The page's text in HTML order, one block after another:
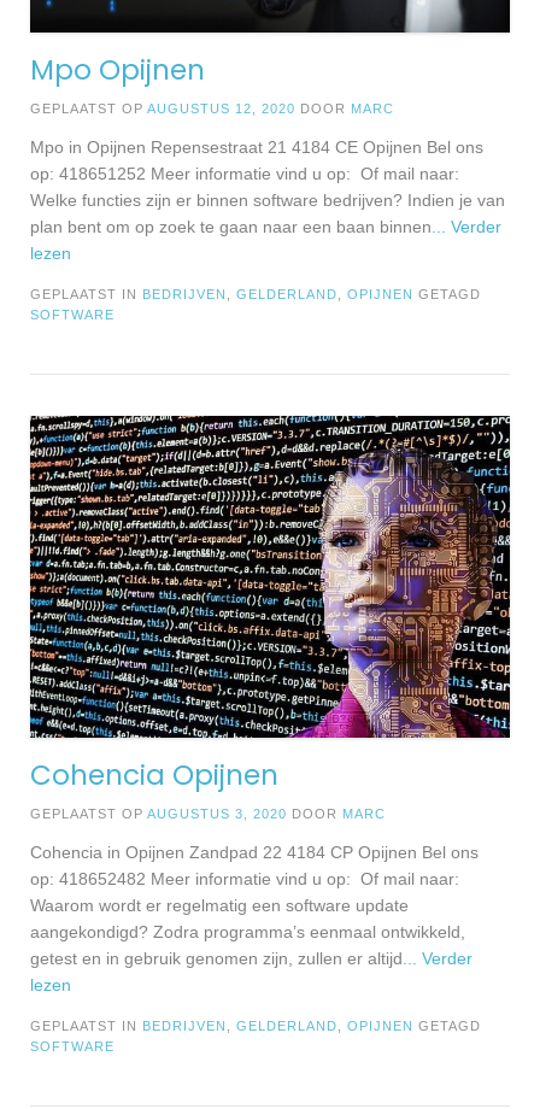
Mpo Opijnen
GEPLAATST OP AUGUSTUS 12, 2020 DOOR MARC
Mpo in Opijnen Repensestraat 21 4184 CE Opijnen Bel ons
op: 418651252 Meer informatie vind u op: Of mail naar:
Welke functies zijn er binnen software bedrijven? Indien je van
plan bent om op zoek te gaan naar een baan binnen... Verder
lezen
GEPLAATST IN BEDRIJVEN GELDERLAND OPIJNEN GETAGD
SOFTWARE
Cohencia Opijnen
GEPLAATST OP AUGUSTUS 3, 2020 DOOR MARC
Cohencia in Opijnen Zandpad 22 4184 CP Opijnen Bel ons
op: 418652482 Meer informatie vind u op: Of mail naar:
Waarom wordt er regelmatig een software update
aangekondigd? Zodra programma’s eenmaal ontwikkeld,
getest en in gebruik genomen zijn, zullen er altijd ... Verder
lezen
GEPLAATST IN BEDRIJVEN GELDERLAND OPIJNEN GETAGD
SOFTWARE